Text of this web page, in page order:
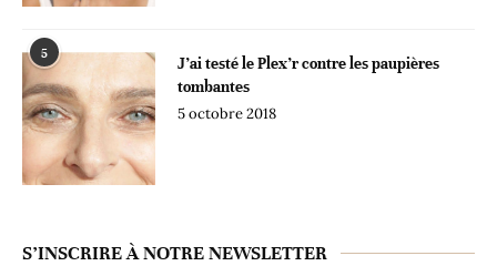
5
J’ai testé le Plex’r contre les paupières
tombantes
5 octobre 2018
S’INSCRIRE À NOTRE NEWSLETTER